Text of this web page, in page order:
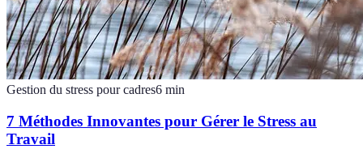
Gestion du stress pour cadres6 min
7 Méthodes Innovantes pour Gérer le Stress au
Travail